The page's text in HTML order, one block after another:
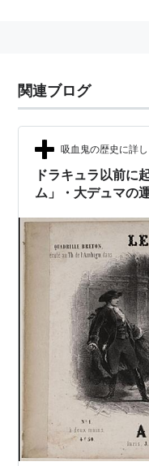
関連ブログ
吸血鬼の歴史に詳
ドラキュラ以前に
ム」・大デュマの